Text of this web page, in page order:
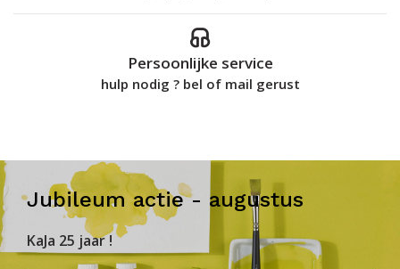
Persoonlijke service
hulp nodig ? bel of mail gerust
Jubileum actie - augustus
KaJa 25 jaar !